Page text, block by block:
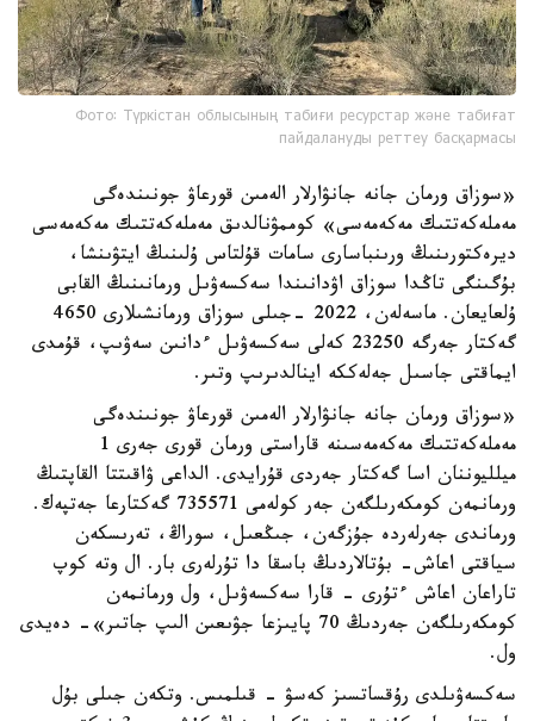
Фото: Түркістан облысының табиғи ресурстар және табиғат
пайдалануды реттеу басқармасы
«سوزاق ورمان جانە جانۋارلار الەمىن قورعاۋ جونىندەگى
مەملەكەتتىك مەكەمەسى» كوممۋنالدىق مەملەكەتتىك مەكەمەسى
ديرەكتورىنىڭ ورىنباسارى سامات قۇلتاس ۇلىنىڭ ايتۋىنشا،
بۇگىنگى تاڭدا سوزاق اۋدانىندا سەكسەۋىل ورمانىنىڭ القابى
ۇلعايعان. ماسەلەن، 2022 -جىلى سوزاق ورمانشىلارى 4650
گەكتار جەرگە 23250 كەلى سەكسەۋىل ءدانىن سەۋىپ، قۇمدى
ايماقتى جاسىل جەلەككە اينالدىرىپ وتىر.
«سوزاق ورمان جانە جانۋارلار الەمىن قورعاۋ جونىندەگى
مەملەكەتتىك مەكەمەسىنە قاراستى ورمان قورى جەرى 1
ميلليوننان اسا گەكتار جەردى قۇرايدى. الداعى ۋاقىتتا القاپتىڭ
ورمانمەن كومكەرىلگەن جەر كولەمى 735571 گەكتارعا جەتپەك.
ورماندى جەرلەردە جۇزگەن، جىڭعىل، سوراڭ، تەرىسكەن
سياقتى اعاش- بۇتالاردىڭ باسقا دا تۇرلەرى بار. ال وتە كوپ
تاراعان اعاش ءتۇرى - قارا سەكسەۋىل، ول ورمانمەن
كومكەرىلگەن جەردىڭ 70 پايىزعا جۋىعىن الىپ جاتىر»- دەيدى
ول.
سەكسەۋىلدى رۇقساتسىز كەسۋ - قىلمىس. وتكەن جىلى بۇل